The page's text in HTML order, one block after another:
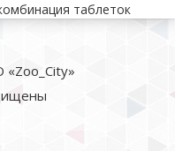
таблеток